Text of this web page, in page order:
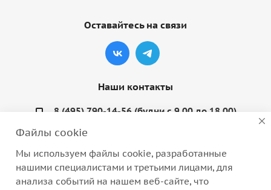
Оставайтесь на связи
Наши контакты
8 (495) 790-14-56 (будни с 9.00 до 18.00)
Варшавское шоссе, д. 132, стр. 9
Файлы cookie
Мы используем файлы cookie, разработанные
нашими специалистами и третьими лицами, для
анализа событий на нашем веб-сайте, что